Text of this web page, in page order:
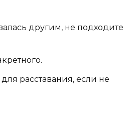
другим, не подходите
расставания, если не